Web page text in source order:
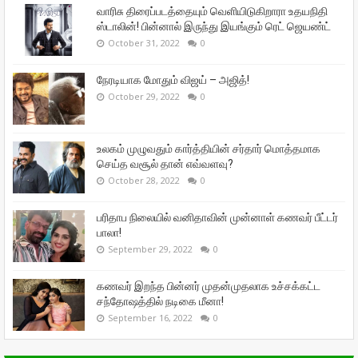
வாரிசு திரைப்படத்தையும் வெளியிடுகிறாரா உதயநிதி
ஸ்டாலின்! பின்னால் இருந்து இயங்கும் ரெட் ஜெயண்ட்
October 31, 2022 0
நேரடியாக மோதும் விஜய் – அஜித்!
October 29, 2022 0
உலகம் முழுவதும் கார்த்தியின் சர்தார் மொத்தமாக
செய்த வசூல் தான் எவ்வளவு?
October 28, 2022 0
பரிதாப நிலையில் வனிதாவின் முன்னாள் கணவர் பீட்டர்
பாலா!
September 29, 2022 0
கணவர் இறந்த பின்னர் முதன்முதலாக உச்சக்கட்ட
சந்தோஷத்தில் நடிகை மீனா!
September 16, 2022 0